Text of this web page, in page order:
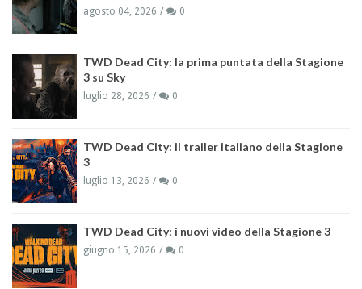
agosto 04, 2026 0
TWD Dead City: la prima puntata della Stagione
3 su Sky
luglio 28, 2026 0
TWD Dead City: il trailer italiano della Stagione
3
luglio 13, 2026 0
TWD Dead City: i nuovi video della Stagione 3
giugno 15, 2026 0